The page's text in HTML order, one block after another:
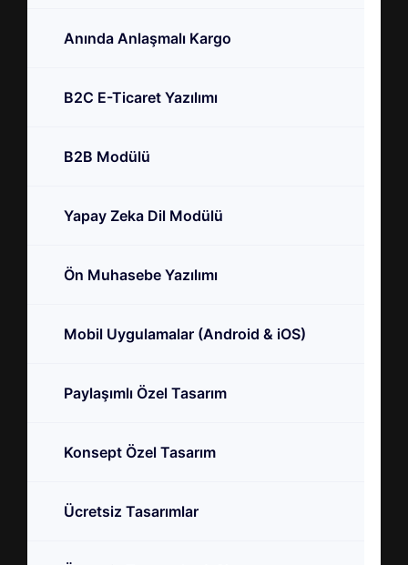
Anında Anlaşmalı Kargo
B2C E-Ticaret Yazılımı
B2B Modülü
Yapay Zeka Dil Modülü
Ön Muhasebe Yazılımı
Mobil Uygulamalar (Android & iOS)
Paylaşımlı Özel Tasarım
Konsept Özel Tasarım
Ücretsiz Tasarımlar